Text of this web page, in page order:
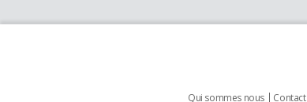
Qui sommes nous Contact